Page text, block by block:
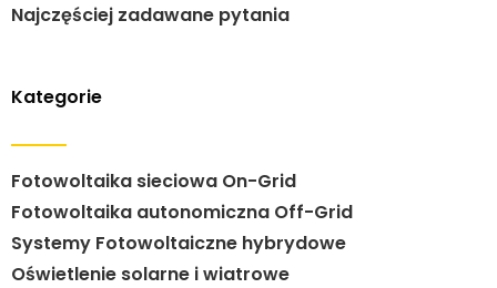
Najczęściej zadawane pytania
Kategorie
Fotowoltaika sieciowa On-Grid
Fotowoltaika autonomiczna Off-Grid
Systemy Fotowoltaiczne hybrydowe
Oświetlenie solarne i wiatrowe